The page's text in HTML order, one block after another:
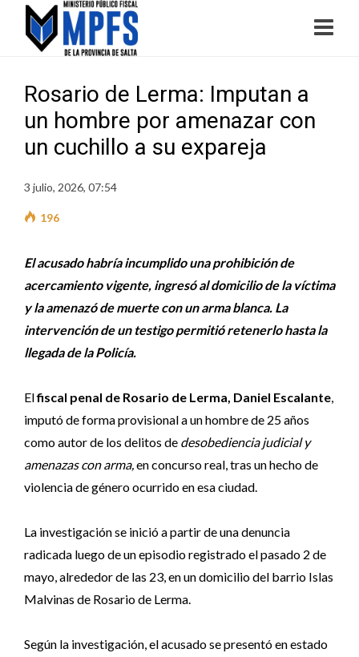
Rosario de Lerma: Imputan a
un hombre por amenazar con
un cuchillo a su expareja
3 julio, 2026, 07:54
196
El acusado habría incumplido una prohibición de
acercamiento vigente, ingresó al domicilio de la víctima
y la amenazó de muerte con un arma blanca. La
intervención de un testigo permitió retenerlo hasta la
llegada de la Policía.
Elfiscal penal de Rosario de Lerma, Daniel Escalante,
imputó de forma provisional a un hombre de 25 años
como autor de los delitos de desobediencia judicial y
amenazas con arma,en concurso real, tras un hecho de
violencia de género ocurrido en esa ciudad.
La investigación se inició a partir de una denuncia
radicada luego de un episodio registrado el pasado 2 de
mayo, alrededor de las 23, en un domicilio del barrio Islas
Malvinas de Rosario de Lerma.
Según la investigación, el acusado se presentó en estado